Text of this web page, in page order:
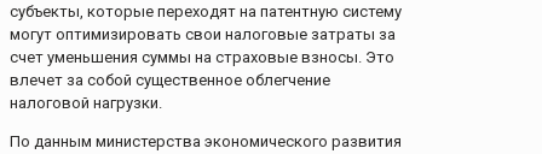
субъекты, которые переходят на патентную систему
могут оптимизировать свои налоговые затраты за
счет уменьшения суммы на страховые взносы. Это
влечет за собой существенное облегчение
налоговой нагрузки.
По данным министерства экономического развития